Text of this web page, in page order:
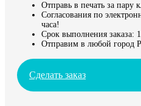
Отправь в печать за пару
Согласования по
часа!
Срок выполнения заказа:
Отправим в любой город
Сделать заказ